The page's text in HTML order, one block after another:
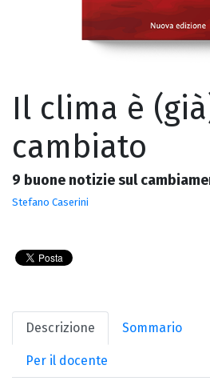
Il clima è
cambiato
9 buone notizie sul
Stefano Caserini
Descrizione Sommario
Per il docente